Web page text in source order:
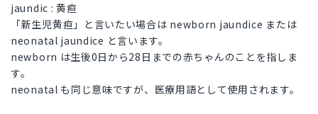
jaundic : 黄疸
「新生児黄疸」と言いたい場合は newborn jaundice または
neonatal jaundice と言います。
newborn は生後0日から28日までの赤ちゃんのことを指しま
す。
neonatal も同じ意味ですが、医療用語として使用されます。